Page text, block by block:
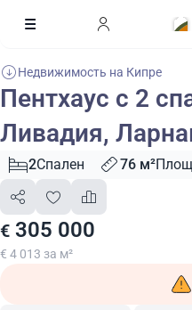
Недвижимость на Кипре
Пентхаус с 2
Ливадия,
2Спален 76 м²
€ 305 000
€ 4 013 за м²